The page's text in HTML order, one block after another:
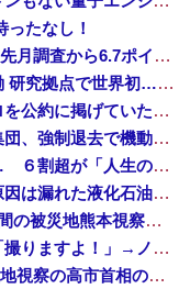
ったなし！
JNN世論調査 高市内閣の支持率59.2% 先月調査から6.7ポイント下落・・・各党の支持率、自民30.9%、国民3.0%、維新2.9%、参政2...
商用化目指す光量子コンピューターが稼働 研究拠点で世界初…産総研など！
【速報】記者「中革連は食料品消費税ゼロを公約に掲げていたが？」→階猛氏「そ、それは財源確保という条件付き」
【動画】広島慰霊の日に発生したパヨク集団、強制退去で機動隊により無事排除される
株式投資、若年男性の自信喪失の原因に… ６割超が「人生の敗者」自認か
【ＬＰＧ】「イオンモール熊本」爆発の原因は漏れた液化石油ガスか…経産省、全国の大規模施設でガス供給設備の点検要請
【悲報】共同通信「高市総理、避難所3分間の被災地熊本視察動画に批判！」 → 内閣報道官「避難所視察は51分間！大変な状況の中で、1時間近く受け入...
エジプトで自撮りしていたら、ガイドが「撮りますよ！」→ノリノリでポーズを取っていたら……スマホを返してもらえない 「日本人はカモ代表かも」「私は...
（ ´_ゝ`） 蓮舫さん、ｘに投稿された被災地視察の高市首相の写真を猛批判「掲載するのを止める人は誰もいなかったのか」「あまりにも愕然としていま...